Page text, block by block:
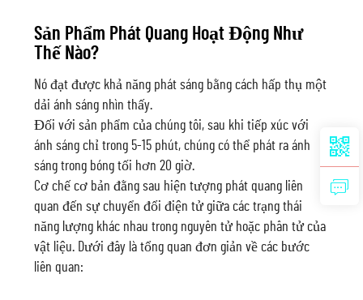
Sản Phẩm Phát Quang Hoạt Động Như
Thế Nào?
Nó đạt được khả năng phát sáng bằng cách hấp thụ một
dải ánh sáng nhìn thấy.
Đối với sản phẩm của chúng tôi, sau khi tiếp xúc với
ánh sáng chỉ trong 5-15 phút, chúng có thể phát ra ánh
sáng trong bóng tối hơn 20 giờ.
Cơ chế cơ bản đằng sau hiện tượng phát quang liên
quan đến sự chuyển đổi điện tử giữa các trạng thái
năng lượng khác nhau trong nguyên tử hoặc phân tử của
vật liệu. Dưới đây là tổng quan đơn giản về các bước
liên quan: